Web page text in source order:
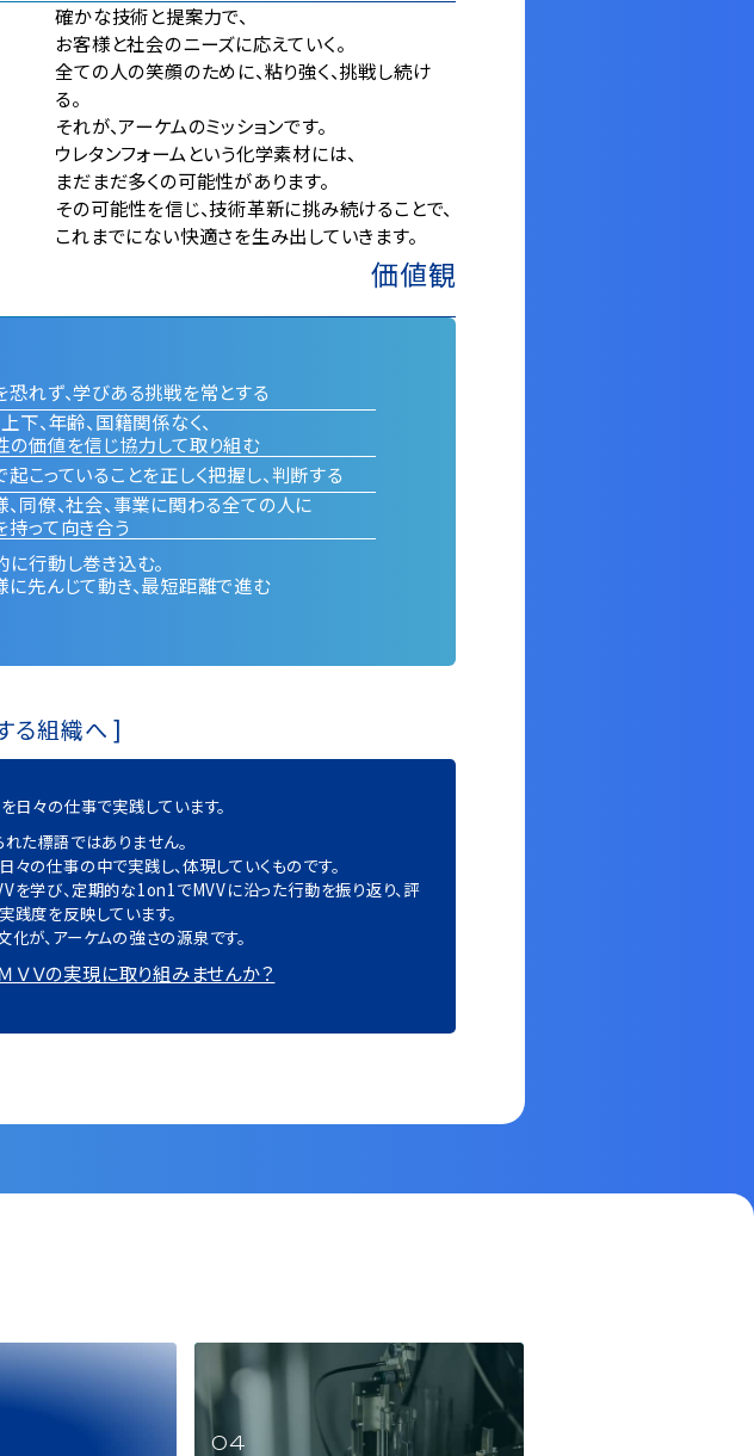
確かな技術と提案力で、
お客様と社会のニーズに応えていく。
全ての人の笑顔のために、粘り強く、挑戦し続け
る。
それが、アーケムのミッションです。
ウレタンフォームという化学素材には、
まだまだ多くの可能性があります。
その可能性を信じ、技術革新に挑み続けることで、
これまでにない快適さを生み出していきます。
価値観
恐れず、学びある挑戦を常とする
下、年齢、国籍関係なく、
の価値を信じ協力して取り組む
こっていることを正しく把握し、判断する
、同僚、社会、事業に関わる全ての人に
持って向き合う
に行動し巻き込む。
に先んじて動き、最短距離で進む
る組織へ ]
⽇々の仕事で実践しています。
た標語ではありません。
々の仕事の中で実践し、体現していくものです。
を学び、定期的な1on1でMVVに沿った⾏動を振り返り、評
度を反映しています。
が、アーケムの強さの源泉です。
ＶＶの実現に取り組みませんか？